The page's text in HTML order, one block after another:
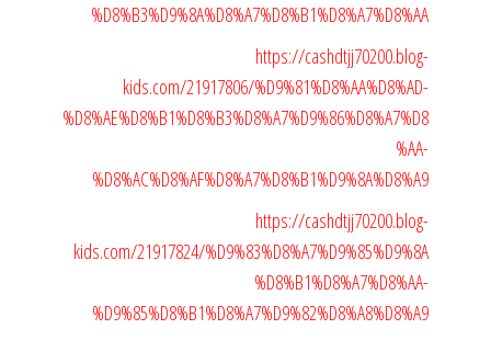
%D8%B3%D9%8A%D8%A7%D8%B1%D8%A7%D8%AA
https://cashdtjj70200.blog-
kids.com/21917806/%D9%81%D8%AA%D8%AD-
%D8%AE%D8%B1%D8%B3%D8%A7%D9%86%D8%A7%D8
%AA-
%D8%AC%D8%AF%D8%A7%D8%B1%D9%8A%D8%A9
https://cashdtjj70200.blog-
kids.com/21917824/%D9%83%D8%A7%D9%85%D9%8A
%D8%B1%D8%A7%D8%AA-
%D9%85%D8%B1%D8%A7%D9%82%D8%A8%D8%A9